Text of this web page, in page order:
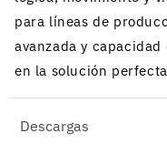
para líneas de
avanzada y
en la solución
Descargas